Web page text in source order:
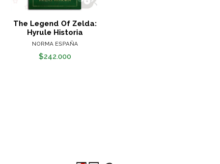
The Legend Of Zelda:
Hyrule Historia
NORMA ESPAÑA
$242.000